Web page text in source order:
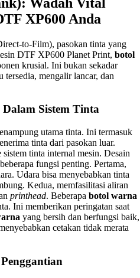
XP600 Anda
to-Film), pasokan tinta yang
DTF XP600 Planet Print, botol
krusial. Ini bukan sekadar
tersedia, mengalir lancar, dan
Sistem Tinta
utama tinta. Ini termasuk
tinta dari pasokan luar.
tinta internal mesin. Desain
fungsi penting. Pertama,
Udara bisa menyebabkan tinta
Kedua, memfasilitasi aliran
printhead. Beberapa botol warna
Ini memberikan peringatan saat
yang bersih dan berfungsi baik,
cetakan tidak merata